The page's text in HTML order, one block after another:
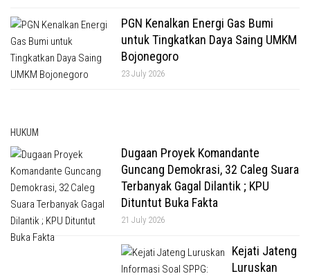
PGN Kenalkan Energi Gas Bumi
untuk Tingkatkan Daya Saing UMKM
Bojonegoro
23 July 2026
HUKUM
Dugaan Proyek Komandante
Guncang Demokrasi, 32 Caleg Suara
Terbanyak Gagal Dilantik ; KPU
Dituntut Buka Fakta
21 July 2026
Kejati Jateng
Luruskan